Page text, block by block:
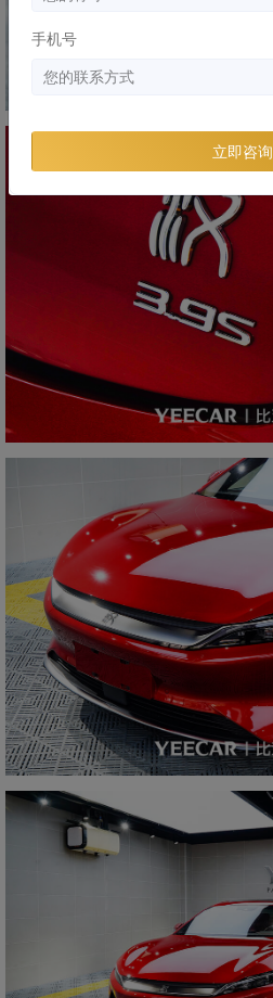
手机号
立即咨询